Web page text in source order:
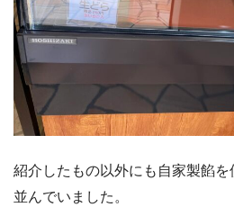
紹介したもの以外にも自家製餡
並んでいました。